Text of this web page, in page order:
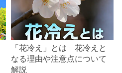
「花冷え」とは 花冷えと
なる理由や注意点について
解説